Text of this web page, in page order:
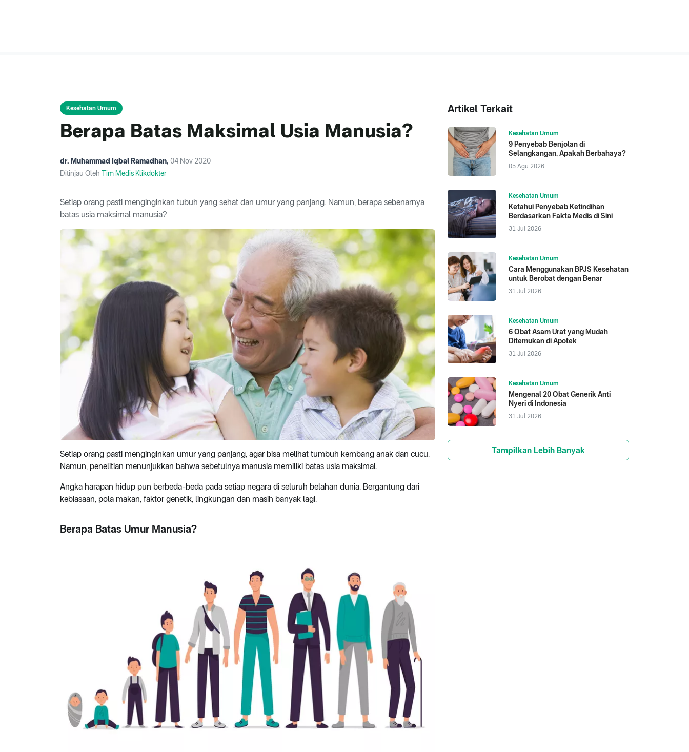
Kesehatan Umum
Berapa Batas Maksimal Usia Manusia?
dr. Muhammad Iqbal Ramadhan, 04 Nov 2020
Ditinjau Oleh Tim Medis Klikdokter
Setiap orang pasti menginginkan tubuh yang sehat dan umur yang panjang. Namun, berapa sebenarnya
batas usia maksimal manusia?
Setiap orang pasti menginginkan umur yang panjang, agar bisa melihat tumbuh kembang anak dan cucu.
Namun, penelitian menunjukkan bahwa sebetulnya manusia memiliki batas usia maksimal.
Angka harapan hidup pun berbeda-beda pada setiap negara di seluruh belahan dunia. Bergantung dari
kebiasaan, pola makan, faktor genetik, lingkungan dan masih banyak lagi.
Berapa Batas Umur Manusia?
Artikel Terkait
Kesehatan Umum
9 Penyebab Benjolan di
Selangkangan, Apakah Berbahaya?
05 Agu 2026
Kesehatan Umum
Ketahui Penyebab Ketindihan
Berdasarkan Fakta Medis di Sini
31 Jul 2026
Kesehatan Umum
Cara Menggunakan BPJS Kesehatan
untuk Berobat dengan Benar
31 Jul 2026
Kesehatan Umum
6 Obat Asam Urat yang Mudah
Ditemukan di Apotek
31 Jul 2026
Kesehatan Umum
Mengenal 20 Obat Generik Anti
Nyeri di Indonesia
31 Jul 2026
Tampilkan Lebih Banyak